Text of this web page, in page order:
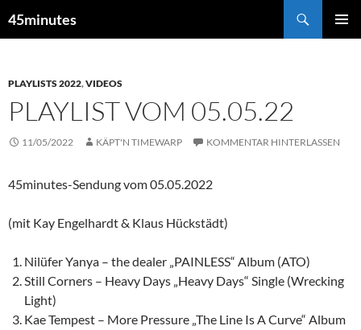
Inhalt
45minutes
PLAYLISTS 2022,VIDEOS
PLAYLIST VOM 05.05.22
11/05/2022 KÄPT'N TIMEWARP KOMMENTAR HINTERLASSEN
45minutes-Sendung vom 05.05.2022
(mit Kay Engelhardt & Klaus Hückstädt)
Nilüfer Yanya – the dealer „PAINLESS“ Album (ATO)
Still Corners – Heavy Days „Heavy Days“ Single (Wrecking
Light)
Kae Tempest – More Pressure „The Line Is A Curve“ Album